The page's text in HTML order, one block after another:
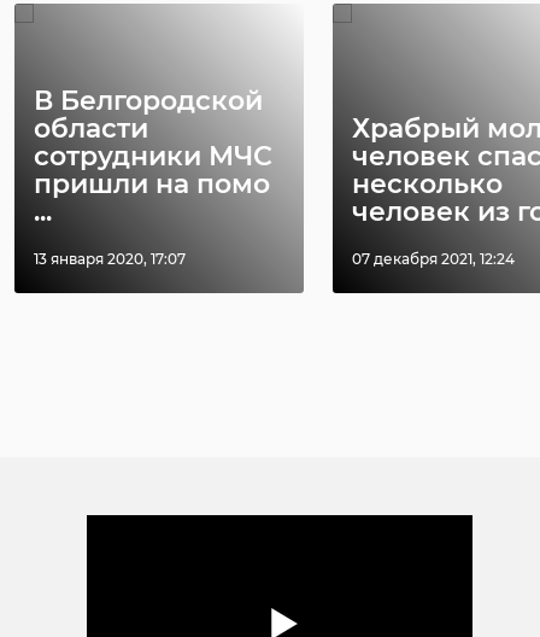
В Белгородской
области
сотрудники МЧС
пришли на помо
...
13 января 2020, 17:07
Храбрый
человек
несколько
человек из
07 декабря 2021, 12:24